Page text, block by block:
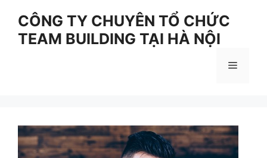
content
CÔNG TY CHUYÊN TỔ CHỨC
TEAM BUILDING TẠI HÀ NỘI
Menu